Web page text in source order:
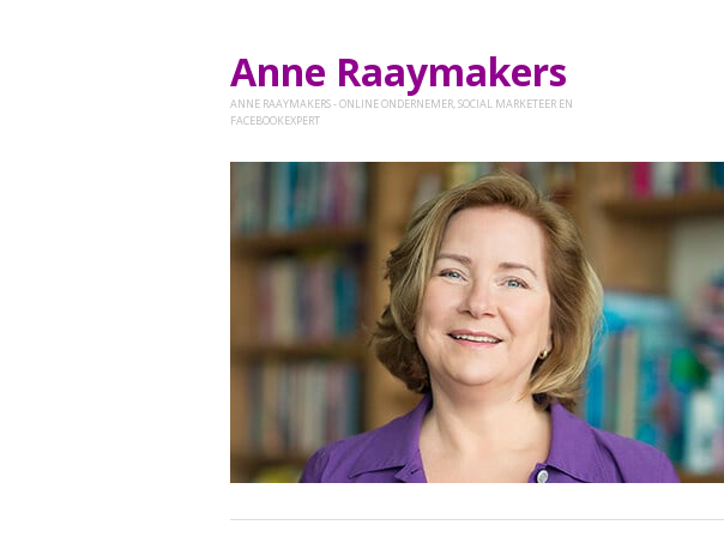
Anne Raaymakers
ANNE RAAYMAKERS - ONLINE ONDERNEMER, SOCIAL MARKETEER EN
FACEBOOKEXPERT